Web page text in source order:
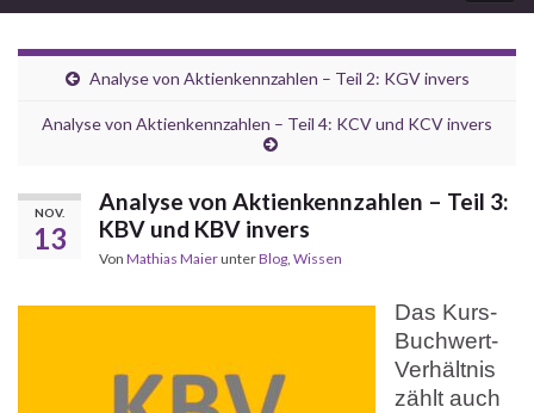
Analyse von Aktienkennzahlen – Teil 2: KGV invers
Analyse von Aktienkennzahlen – Teil 4: KCV und KCV invers
NOV.
13
Analyse von Aktienkennzahlen – Teil 3:
KBV und KBV invers
Von Mathias MaierunterBlog, Wissen
Das Kurs-
Buchwert-
Verhältnis
zählt auch